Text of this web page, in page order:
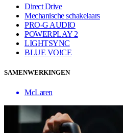
Direct Drive
Mechanische schakelaars
PRO-G AUDIO
POWERPLAY 2
LIGHTSYNC
BLUE VO!CE
SAMENWERKINGEN
McLaren